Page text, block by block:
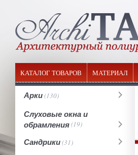
КАТАЛОГ ТОВАРОВ МАТЕРИАЛ
Арки(130)
Слуховые окна и
обрамления(19)
Сандрики(31)